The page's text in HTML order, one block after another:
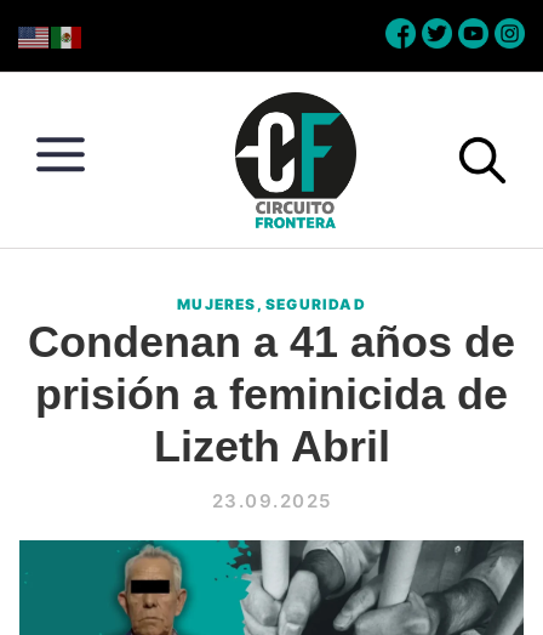
to
to
to
to
Conéctate
la
frontera
MUJERES , SEGURIDAD
Condenan a 41 años de
prisión a feminicida de
Lizeth Abril
23.09.2025